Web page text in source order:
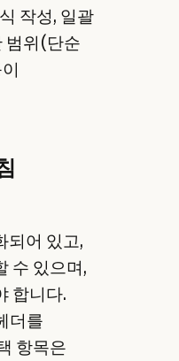
작성, 일괄
범위(단순
되어 있고,
수 있으며,
합니다.
더를
항목은